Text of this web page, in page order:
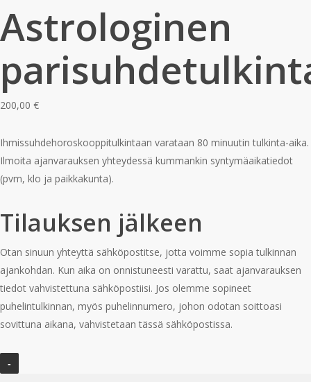
Astrologinen
200,00 €
Ihmissuhdehoroskooppitulkintaan varataan 80 minuutin tulkinta-aika.
Ilmoita ajanvarauksen yhteydessä kummankin syntymäaikatiedot
(pvm, klo ja paikkakunta).
Tilauksen jälkeen
Otan sinuun yhteyttä sähköpostitse, jotta voimme sopia tulkinnan
ajankohdan. Kun aika on onnistuneesti varattu, saat ajanvarauksen
tiedot vahvistettuna sähköpostiisi. Jos olemme sopineet
puhelintulkinnan, myös puhelinnumero, johon odotan soittoasi
sovittuna aikana, vahvistetaan tässä sähköpostissa.